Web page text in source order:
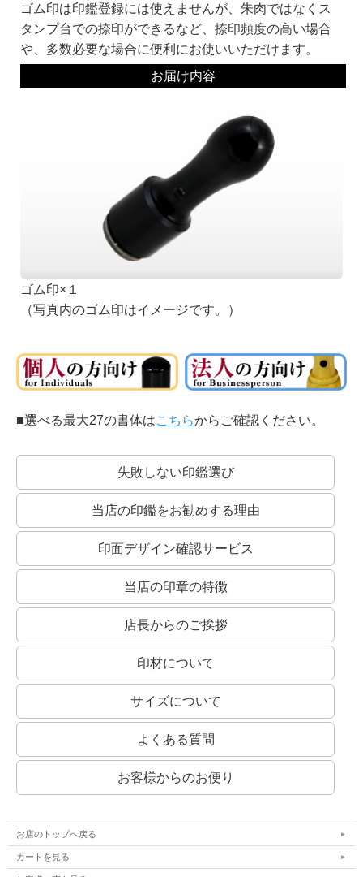
隷書系：
ハネの形などに特徴がある書体です。
篆書体を書きやすくしたものとも言われます。
印章用に特化した書体です。
中国最古の石刻の書体が起源といわれています。
印相体：
ゴム印は印鑑登録には使えませんが、朱肉ではなくス
タンプ台での捺印ができるなど、捺印頻度の高い場合
や、多数必要な場合に便利にお使いいただけます。
お届け内容
ゴム印×１
（写真内のゴム印はイメージです。）
■選べる最大27の書体はこちらからご確認ください。
失敗しない印鑑選び
当店の印鑑をお勧めする理由
印面デザイン確認サービス
当店の印章の特徴
店長からのご挨拶
印材について
サイズについて
よくある質問
お客様からのお便り
お店のトップへ戻る
カートを見る